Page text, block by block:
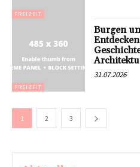
FREIZEIT
FREIZEIT
Burgen
31.07.2026
1 2 3